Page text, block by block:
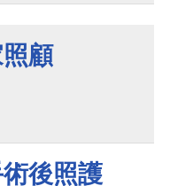
顧
後照護